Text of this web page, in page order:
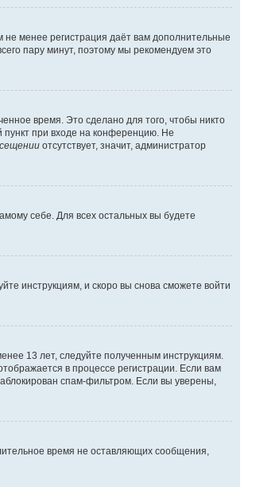
не менее регистрация даёт вам дополнительные
пару минут, поэтому мы рекомендуем это
время. Это сделано для того, чтобы никто
пункт при входе на конференцию. Не
отсутствует, значит, администратор
себе. Для всех остальных вы будете
инструкциям, и скоро вы снова сможете войти
13 лет, следуйте полученным инструкциям.
в процессе регистрации. Если вам
спам-фильтром. Если вы уверены,
время не оставляющих сообщения,